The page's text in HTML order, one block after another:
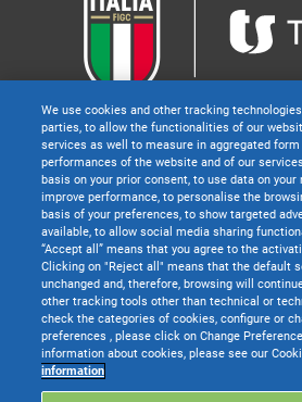
TeamSystem S.p.A. società con socio unico
coordinamento di TeamSystem Holdco S.p.A. -
C.C.I.A.A. delle Marche - P.I. 01035310414.
Sandro Pertini, 88 - 61122 Pesaro (PU)
I servizi di TeamSystem Pay sono erogati da
Società soggetta all’attività di direzione e
S.p.A., Capitale sociale (i.v.):
Sede legale e operativa: Piazza Luigi Einaudi
Sede operativa: Via Trento, 3/A – 31030
Attività prevalente: Esercizio dei Servizi di
2, lett. h-septies.1), n. 3 e 7
Autorizzazione Banca d’Italia:
Numero di iscrizione all’albo degli
Codice Meccanografico dell’Istituto di
We use cookies and other tracking
parties, to allow the functionalities of our
services as well to measure in aggregated
performances of the website and of our
basis on your prior consent, to use data on
improve performance, to personalise the
basis of your preferences, to show targeted
available, to allow social media sharing
“Accept all” means that you agree to the
Clicking on "Reject all" means that the default
unchanged and, therefore, browsing will
other tracking tools other than technical or
check the categories of cookies, configure or
preferences , please click on Change
information about cookies, please see our
information